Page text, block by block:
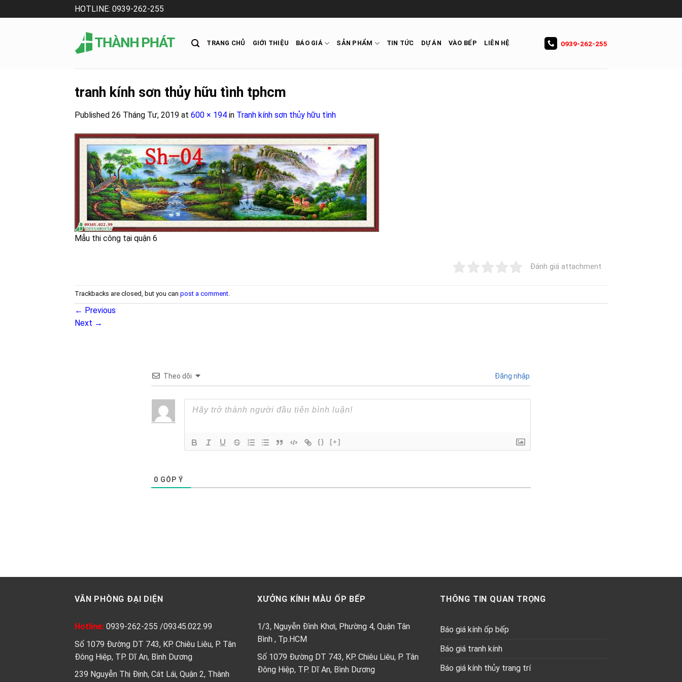
to
HOTLINE: 0939-262-255
TRANG CHỦ GIỚI THIỆU BÁO GIÁ SẢN PHẨM TIN TỨC DỰ ÁN VÀO BẾP LIÊN HỆ 0939-262-255
tranh kính sơn thủy hữu tình tphcm
Published 26 Tháng Tư, 2019 at 600 × 194 in Tranh kính sơn thủy hữu tình
Mẫu thi công tại quận 6
Đánh giá attachment
Trackbacks are closed, but you can post a comment
← Previous
Next →
Theo dõi Đăng nhập
{} [+]
0 GÓP Ý
VĂN PHÒNG ĐẠI DIỆN
Hotline: 0939-262-255 /09345.022.99
Số 1079 Đường DT 743, KP. Chiêu Liêu, P. Tân
Đông Hiệp, TP. Dĩ An, Bình Dương
239 Nguyễn Thị Định, Cát Lái, Quận 2, Thành
XƯỞNG KÍNH MÀU ỐP BẾP
1/3, Nguyễn Đình Khơi, Phường 4, Quận Tân
Bình , Tp.HCM
Số 1079 Đường DT 743, KP. Chiêu Liêu, P. Tân
Đông Hiệp, TP. Dĩ An, Bình Dương
THÔNG TIN QUAN TRỌNG
Báo giá kính ốp bếp
Báo giá tranh kính
Báo giá kính thủy trang trí